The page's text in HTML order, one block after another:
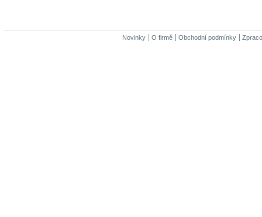
Novinky O firmě Obchodní podmínky